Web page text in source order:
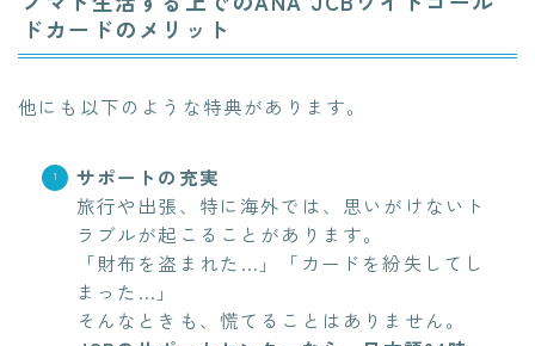
ドカードのメリット
他にも以下のような特典があります。
サポートの充実
旅行や出張、特に海外では、思いがけないト
ラブルが起こることがあります。
「財布を盗まれた…」「カードを紛失してし
まった…」
そんなときも、慌てることはありません。